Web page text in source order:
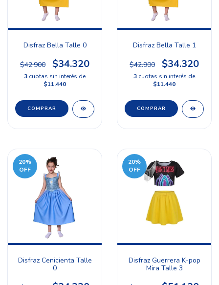
Disfraz Bella Talle 0
$42.900 $34.320
3 cuotas sin interés de
$11.440
Disfraz Bella Talle 1
$42.900 $34.320
3 cuotas sin interés de
$11.440
20%
OFF
Disfraz Cenicienta Talle
0
20%
OFF
Disfraz Guerrera K-pop
Mira Talle 3